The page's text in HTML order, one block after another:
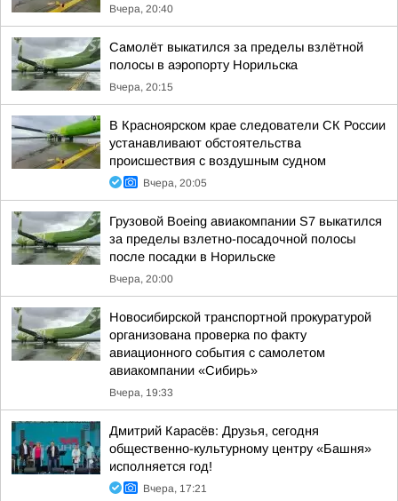
Вчера, 20:40
Самолёт выкатился за пределы взлётной
полосы в аэропорту Норильска
Вчера, 20:15
В Красноярском крае следователи СК России
устанавливают обстоятельства
происшествия с воздушным судном
Вчера, 20:05
Грузовой Boeing авиакомпании S7 выкатился
за пределы взлетно-посадочной полосы
после посадки в Норильске
Вчера, 20:00
Новосибирской транспортной прокуратурой
организована проверка по факту
авиационного события с самолетом
авиакомпании «Сибирь»
Вчера, 19:33
Дмитрий Карасёв: Друзья, сегодня
общественно-культурному центру «Башня»
исполняется год!
Вчера, 17:21